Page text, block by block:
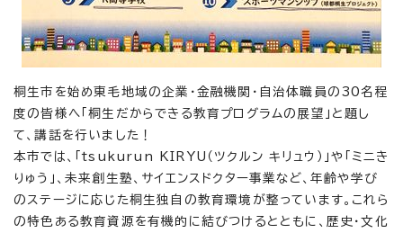
桐生市を始め東毛地域の企業・金融機関・自治体職員の30名程
度の皆様へ「桐生だからできる教育プログラムの展望」と題し
て、講話を行いました！
本市では、「tsukurun KIRYU（ツクルン キリュウ）」や「ミニき
りゅう」、未来創生塾、サイエンスドクター事業など、年齢や学び
のステージに応じた桐生独自の教育環境が整っています。これら
の特色ある教育資源を有機的に結びつけるとともに、歴史・文化